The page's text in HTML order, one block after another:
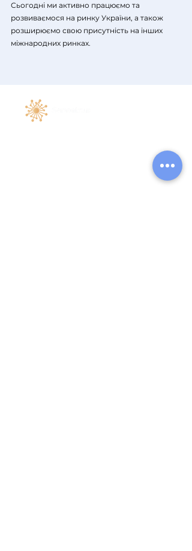
Сьогодні ми активно працюємо та
розвиваємося на ринку України, а також
розширюємо свою присутність на інших
міжнародних ринках.